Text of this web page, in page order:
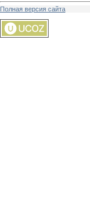
Полная версия сайта